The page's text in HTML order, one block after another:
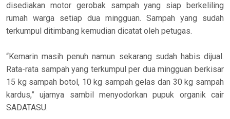
disediakan motor gerobak sampah yang siap berkeliling
rumah warga setiap dua mingguan. Sampah yang sudah
terkumpul ditimbang kemudian dicatat oleh petugas.
“Kemarin masih penuh namun sekarang sudah habis dijual.
Rata-rata sampah yang terkumpul per dua mingguan berkisar
15 kg sampah botol, 10 kg sampah gelas dan 30 kg sampah
kardus,” ujarnya sambil menyodorkan pupuk organik cair
SADATASU.